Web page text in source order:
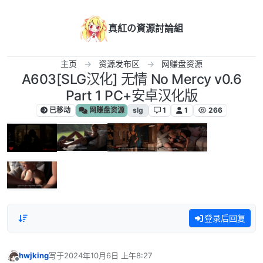
真紅の資源討論組
主页 资源发布区 网赚盘资源
A603[SLG汉化] 无情 No Mercy v0.6
Part 1 PC+安卓汉化版
已移动 网赚盘资源 slg 1 1 266
登录后回复
hwjking写于2024年10月6日 上午8:27
最后由 编辑